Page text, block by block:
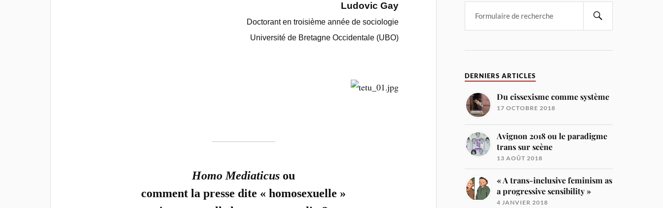
Ludovic Gay
Doctorant en troisième année de sociologie
Université de Bretagne Occidentale (UBO)
Homo Mediaticus ou
comment la presse dite « homosexuelle »
DERNIERS ARTICLES
Du cissexisme comme système
17 OCTOBRE 2018
Avignon 2018 ou le paradigme
trans sur scène
13 AOÛT 2018
« A trans-inclusive feminism as
a progressive sensibility »
4 JANVIER 2018